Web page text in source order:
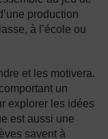
production
à l’école ou
et les motivera.
un
explorer les idées
est aussi une
savent à